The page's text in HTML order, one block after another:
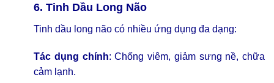
6. Tinh Dầu Long Não
Tinh dầu long não có nhiều ứng dụng đa dạng:
Tác dụng chính: Chống viêm, giảm sưng nề, chữa
cảm lạnh.